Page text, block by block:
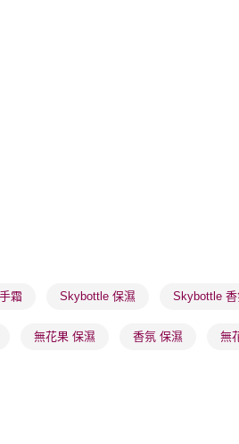
霜 Skybottle 保濕 Skybottle
無花果 保濕 香氛 保濕 無